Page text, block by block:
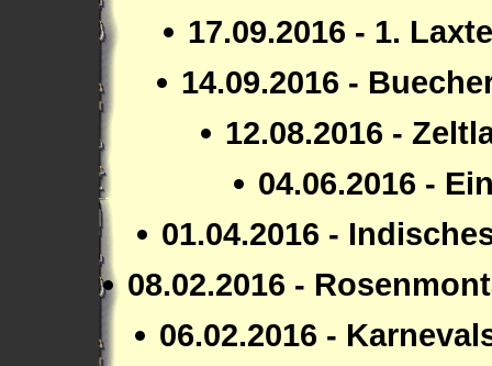
17.09.2016 - 1.
14.09.2016 -
12.08.2016 -
04.06.2016 -
01.04.2016 -
08.02.2016 -
06.02.2016 -